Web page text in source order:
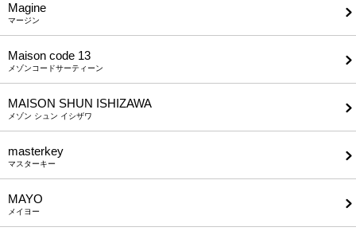
Magine
マージン
Maison code 13
メゾンコードサーティーン
MAISON SHUN ISHIZAWA
メゾン シュン イシザワ
masterkey
マスターキー
MAYO
メイヨー